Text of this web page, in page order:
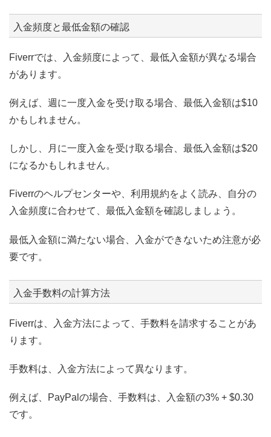
入金頻度と最低金額の確認
Fiverrでは、入金頻度によって、最低入金額が異なる場合
があります。
例えば、週に一度入金を受け取る場合、最低入金額は$10
かもしれません。
しかし、月に一度入金を受け取る場合、最低入金額は$20
になるかもしれません。
Fiverrのヘルプセンターや、利用規約をよく読み、自分の
入金頻度に合わせて、最低入金額を確認しましょう。
最低入金額に満たない場合、入金ができないため注意が必
要です。
入金手数料の計算方法
Fiverrは、入金方法によって、手数料を請求することがあ
ります。
手数料は、入金方法によって異なります。
例えば、PayPalの場合、手数料は、入金額の3% + $0.30
です。